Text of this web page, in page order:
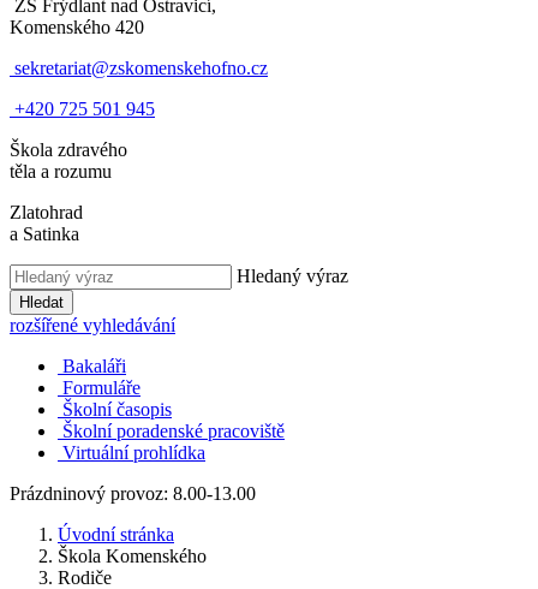
ZŠ Frýdlant nad Ostravicí,
Komenského 420
sekretariat@zskomenskehofno.cz
+420 725 501 945
Škola zdravého
těla a rozumu
Zlatohrad
a Satinka
Hledaný výraz
Hledat
rozšířené vyhledávání
Bakaláři
Formuláře
Školní časopis
Školní poradenské pracoviště
Virtuální prohlídka
Prázdninový provoz: 8.00-13.00
Úvodní stránka
Škola Komenského
Rodiče